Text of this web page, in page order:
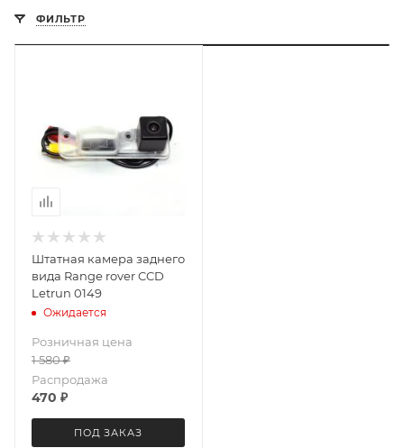
ФИЛЬТР
Штатная камера заднего
вида Range rover CCD
Letrun 0149
Ожидается
Розничная цена
1 580₽
Распродажа
470 ₽
ПОД ЗАКАЗ